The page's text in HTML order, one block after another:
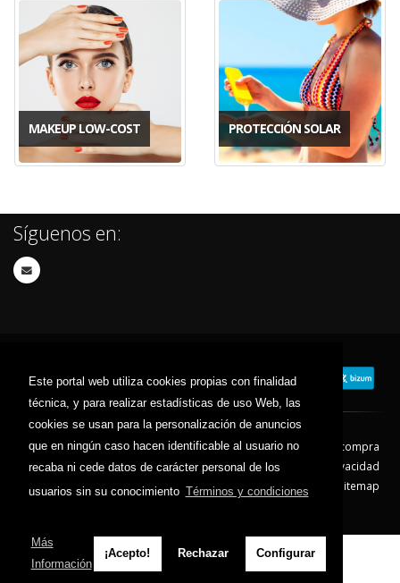
Este portal web utiliza cookies propias con finalidad
técnica, y para realizar estadísticas de uso Web, las
cookies se usan para la personalización de anuncios
que en ningún caso hacen identificable al usuario no
recaba ni cede datos de carácter personal de los
usuarios sin su conocimiento Términos y condiciones
Más
Información
¡Acepto! Rechazar Configurar
MAKEUP LOW-COST PROTECCIÓN SOLAR
Síguenos en:
Contacto Aviso Legal
Condiciones de compra
Política de envíos
Política de devolución
Política de Privacidad
Política de Cookies
Sitemap